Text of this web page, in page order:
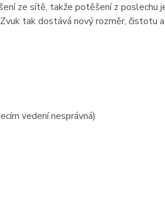
ze sítě, takže potěšení z poslechu
tak dostává nový rozměr, čistotu
vedení nesprávná)